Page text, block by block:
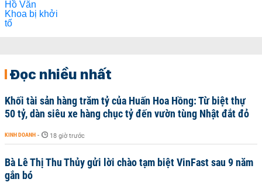
Đọc nhiều nhất
Khối tài sản hàng trăm tỷ của Huấn Hoa Hồng: Từ biệt thự
50 tỷ, dàn siêu xe hàng chục tỷ đến vườn tùng Nhật đắt đỏ
KINH DOANH - 18 giờ trước
Bà Lê Thị Thu Thủy gửi lời chào tạm biệt VinFast sau 9 năm
gắn bó